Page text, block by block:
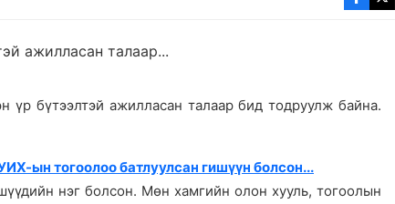
бүтээлтэй ажилласан талаар бид тодруулж байна.
ын тогоолоо батлуулсан гишүүн болсон...
нэг болсон. Мөн хамгийн олон хууль, тогоолын